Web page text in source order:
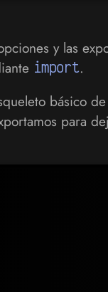
y las
import.
básico
para